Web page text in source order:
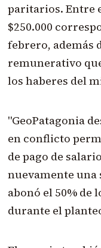
paritarios. Entre
$250.000
febrero, además
remunerativo
los haberes del
"GeoPatagonia
en conflicto
de pago de
nuevamente una
abonó el 50% de
durante el